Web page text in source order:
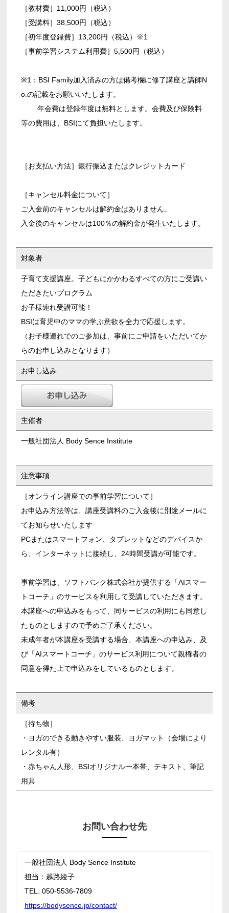
［教材費］11,000円（税込）
［受講料］38,500円（税込）
［初年度登録費］13,200円（税込）※1
［事前学習システム利用費］5,500円（税込）
※1：BSI Family加入済みの方は備考欄に修了講座と講師N
o.の記載をお願いいたします。
年会費は登録年度は無料とします。会費及び保険料
等の費用は、BSIにて負担いたします。
［お支払い方法］銀行振込またはクレジットカード
［キャンセル料金について］
ご入金前のキャンセルは解約金はありません。
入金後のキャンセルは100％の解約金が発生いたします。
対象者
子育て支援講座。子どもにかかわるすべての方にご受講い
ただきたいプログラム
お子様連れ受講可能！
BSIは育児中のママの学ぶ意欲を全力で応援します。
（お子様連れでのご参加は、事前にご申請をいただいてか
らのお申し込みとなります）
お申し込み
主催者
一般社団法人 Body Sence Institute
注意事項
［オンライン講座での事前学習について］
お申込み方法等は、講座受講料のご入金後に別途メールに
てお知らせいたします
PCまたはスマートフォン、タブレットなどのデバイスか
ら、インターネットに接続し、24時間受講が可能です。
事前学習は、ソフトバンク株式会社が提供する「AIスマー
トコーチ」のサービスを利用して受講していただきます。
本講座への申込みをもって、同サービスの利用にも同意し
たものとしますので予めご了承ください。
未成年者が本講座を受講する場合、本講座への申込み、及
び「AIスマートコーチ」のサービス利用について親権者の
同意を得た上で申込みをしているものとします。
備考
［持ち物］
・ヨガのできる動きやすい服装、ヨガマット（会場により
レンタル有）
・赤ちゃん人形、BSIオリジナル一本帯、テキスト、筆記
用具
お問い合わせ先
一般社団法人 Body Sence Institute
担当：越路綾子
TEL. 050-5536-7809
https://bodysence.jp/contact/